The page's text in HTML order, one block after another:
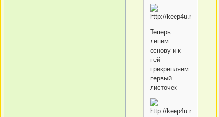
Теперь
лепим
основу и к
ней
прикрепляем
первый
листочек